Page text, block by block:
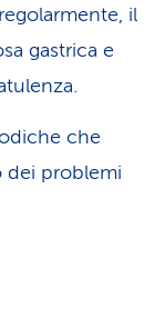
il
gastrica e
che
dei problemi